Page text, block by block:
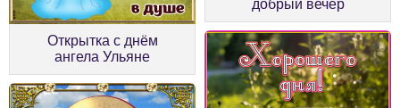
Открытка с днём
ангела Ульяне
добрый вечер